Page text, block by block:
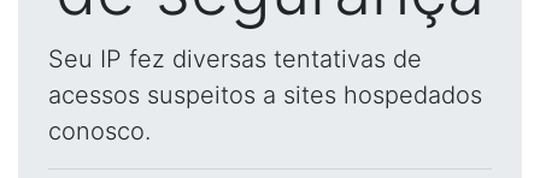
Seu IP fez diversas tentativas de
acessos suspeitos a sites hospedados
conosco.